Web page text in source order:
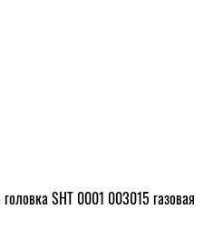
SHT 0001 003015 газовая